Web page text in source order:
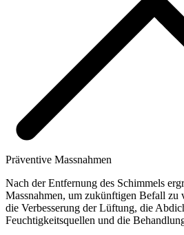
Präventive Massnahmen
Nach der Entfernung des Schimmels
Massnahmen, um zukünftigen Befall zu
die Verbesserung der Lüftung, die
Feuchtigkeitsquellen und die